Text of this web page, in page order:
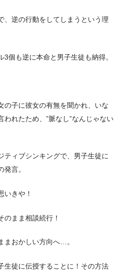
、逆の行動をしてしまうという理
個も逆に本命と男子生徒も納得。
の子に彼女の有無を聞かれ、いな
れたため、”脈なし”なんじゃない
ティブシンキングで、男子生徒に
発言。
きや！
のまま相談続行！
まおかしい方向へ…。
生徒に伝授することに！その方法